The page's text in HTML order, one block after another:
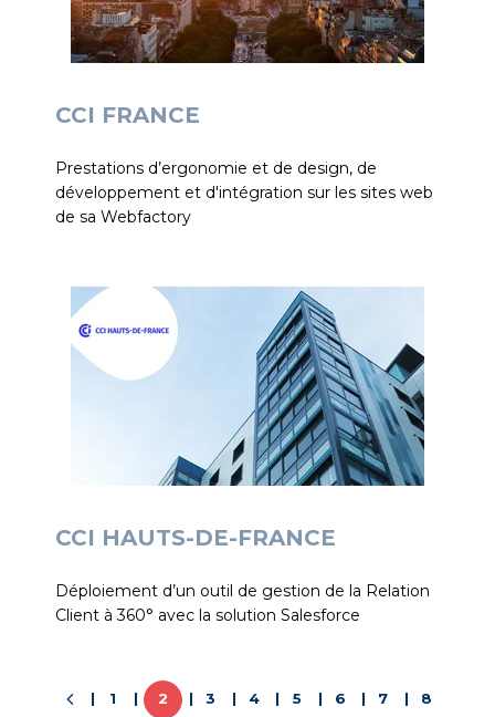
CCI FRANCE
Prestations d’ergonomie et de design, de
développement et d'intégration sur les sites web
de sa Webfactory
CCI HAUTS-DE-FRANCE
Déploiement d’un outil de gestion de la Relation
Client à 360° avec la solution Salesforce
1 2 3 4 5 6 7 8